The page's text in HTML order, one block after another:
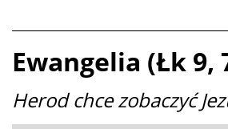
Ewangelia (Łk 9,
Herod chce zobaczyć